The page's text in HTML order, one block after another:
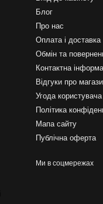
Блог
Про нас
Оплата і доставка
Обмін та
Контактна
Відгуки про
Угода користувача
Політика
Мапа сайту
Публічна оферта
Ми в соцмережах